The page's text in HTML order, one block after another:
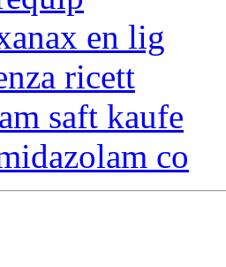
en lig
ricett
saft kaufe
co